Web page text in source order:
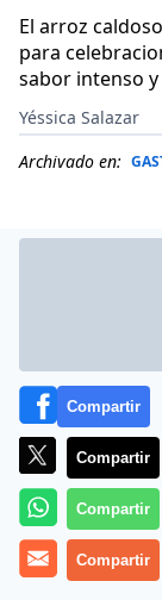
El arroz
para
sabor intenso
Yéssica Salazar
Archivado en:
Más información
Compartir
Compartir
Compartir
Compartir